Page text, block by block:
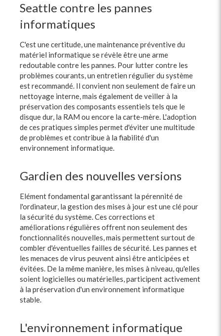
Seattle contre les pannes
informatiques
C'est une certitude, une maintenance préventive du
matériel informatique se révèle être une arme
redoutable contre les pannes. Pour lutter contre les
problèmes courants, un entretien régulier du système
est recommandé. Il convient non seulement de faire un
nettoyage interne, mais également de veiller à la
préservation des composants essentiels tels que le
disque dur, la RAM ou encore la carte-mère. L'adoption
de ces pratiques simples permet d'éviter une multitude
de problèmes et contribue à la fiabilité d'un
environnement informatique.
Gardien des nouvelles versions
Elément fondamental garantissant la pérennité de
l'ordinateur, la gestion des mises à jour est une clé pour
la sécurité du système. Ces corrections et
améliorations régulières offrent non seulement des
fonctionnalités nouvelles, mais permettent surtout de
combler d'éventuelles failles de sécurité. Les pannes et
les menaces de virus peuvent ainsi être anticipées et
évitées. De la même manière, les mises à niveau, qu'elles
soient logicielles ou matérielles, participent activement
à la préservation d'un environnement informatique
stable.
L'environnement informatique